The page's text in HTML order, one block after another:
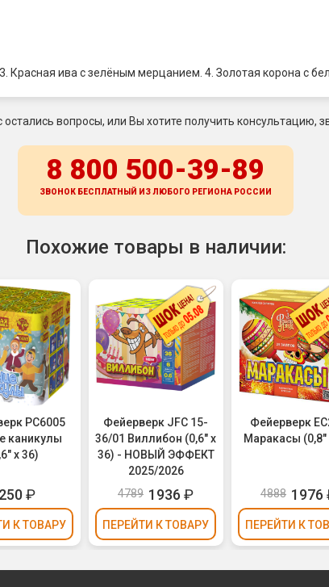
Красная ива с зелёным мерцанием. 4. Золотая корона с
остались вопросы, или Вы хотите получить консультацию,
8 800 500-39-89
ЗВОНОК БЕСПЛАТНЫЙ ИЗ ЛЮБОГО РЕГИОНА РОССИИ
Похожие товары в наличии:
РС6005
каникулы
х 36)
₽
К ТОВАРУ
Фейерверк JFC 15-
36/01 Виллибон (0,6" х
36) - НОВЫЙ ЭФФЕКТ
2025/2026
4789 1936 ₽
ПЕРЕЙТИ К ТОВАРУ
Фейерверк
Маракасы (0,8"
4888 1976
ПЕРЕЙТИ К